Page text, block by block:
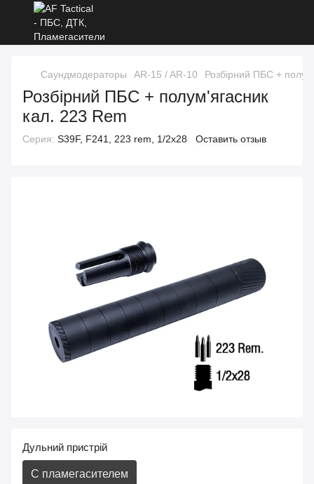
Саундмодераторы AR-15 / AR-10 Розбірний ПБС +
Розбірний ПБС + полум'ягасник
кал. 223 Rem
Серия: S39F, F241, 223 rem, 1/2x28 Оставить отзыв
Дульний пристрій
С пламегасителем